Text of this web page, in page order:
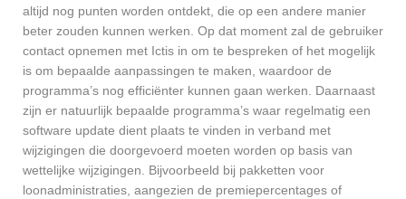
altijd nog punten worden ontdekt, die op een andere manier
beter zouden kunnen werken. Op dat moment zal de gebruiker
contact opnemen met Ictis in om te bespreken of het mogelijk
is om bepaalde aanpassingen te maken, waardoor de
programma’s nog efficiënter kunnen gaan werken. Daarnaast
zijn er natuurlijk bepaalde programma’s waar regelmatig een
software update dient plaats te vinden in verband met
wijzigingen die doorgevoerd moeten worden op basis van
wettelijke wijzigingen. Bijvoorbeeld bij pakketten voor
loonadministraties, aangezien de premiepercentages of